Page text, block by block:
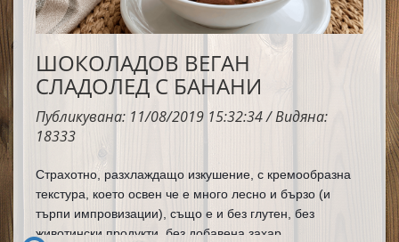
ШОКОЛАДОВ ВЕГАН
СЛАДОЛЕД С БАНАНИ
Публикувана: 11/08/2019 15:32:34 / Видяна:
18333
Страхотно, разхлаждащо изкушение, с кремообразна
текстура, което освен че е много лесно и бързо (и
търпи импровизации), също е и без глутен, без
животински продукти, без добавена захар.